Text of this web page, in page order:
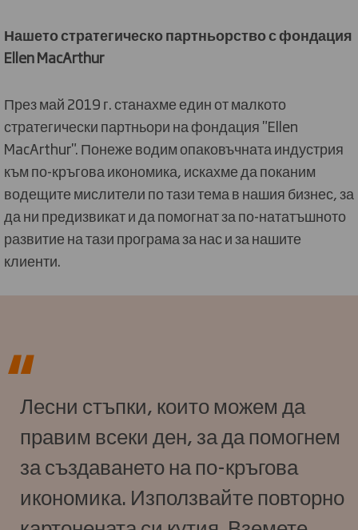
Нашето стратегическо партньорство с фондация
Ellen MacArthur
През май 2019 г. станахме един от малкото
стратегически партньори на фондация "Ellen
MacArthur". Понеже водим опаковъчната индустрия
към по-кръгова икономика, искахме да поканим
водещите мислители по тази тема в нашия бизнес, за
да ни предизвикат и да помогнат за по-нататъшното
развитие на тази програма за нас и за нашите
клиенти.
Лесни стъпки, които можем да
правим всеки ден, за да помогнем
за създаването на по-кръгова
икономика. Използвайте повторно